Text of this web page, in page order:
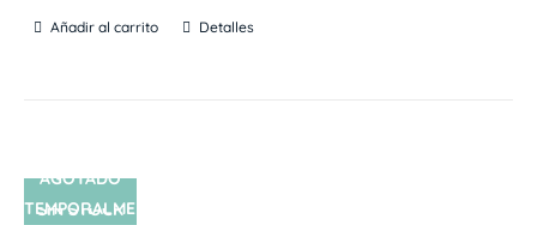
Añadir al carrito Detalles
SIN STOCK
AGOTADO
TEMPORALME